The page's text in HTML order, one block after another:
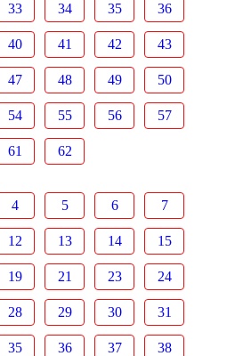
33 34 35 36
40 41 42 43
47 48 49 50
54 55 56 57
61 62
4 5 6 7
12 13 14 15
19 21 23 24
28 29 30 31
35 36 37 38